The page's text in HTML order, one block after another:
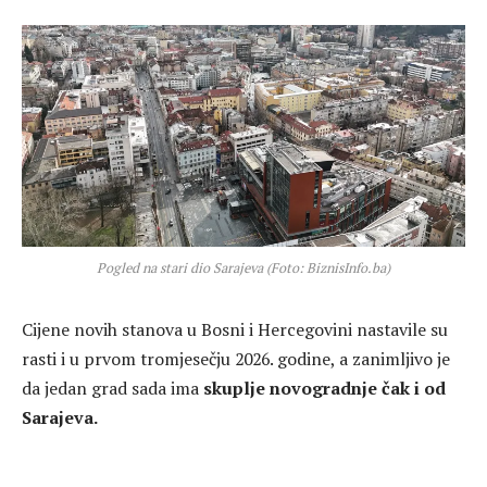
Pogled na stari dio Sarajeva (Foto: BiznisInfo.ba)
Cijene novih stanova u Bosni i Hercegovini nastavile su
rasti i u prvom tromjesečju 2026. godine, a zanimljivo je
da jedan grad sada ima skuplje novogradnje čak i od
Sarajeva.